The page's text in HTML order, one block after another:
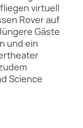
virtuell
Rover auf
Gäste
und ein
Science